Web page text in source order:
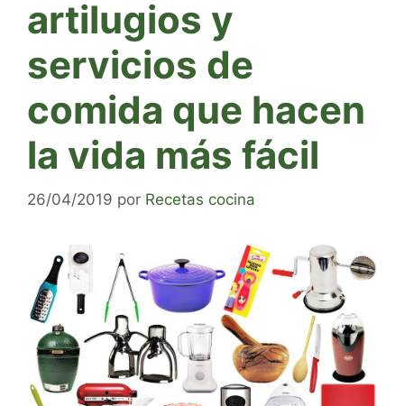
artilugios y
servicios de
comida que hacen
la vida más fácil
26/04/2019 por Recetas cocina